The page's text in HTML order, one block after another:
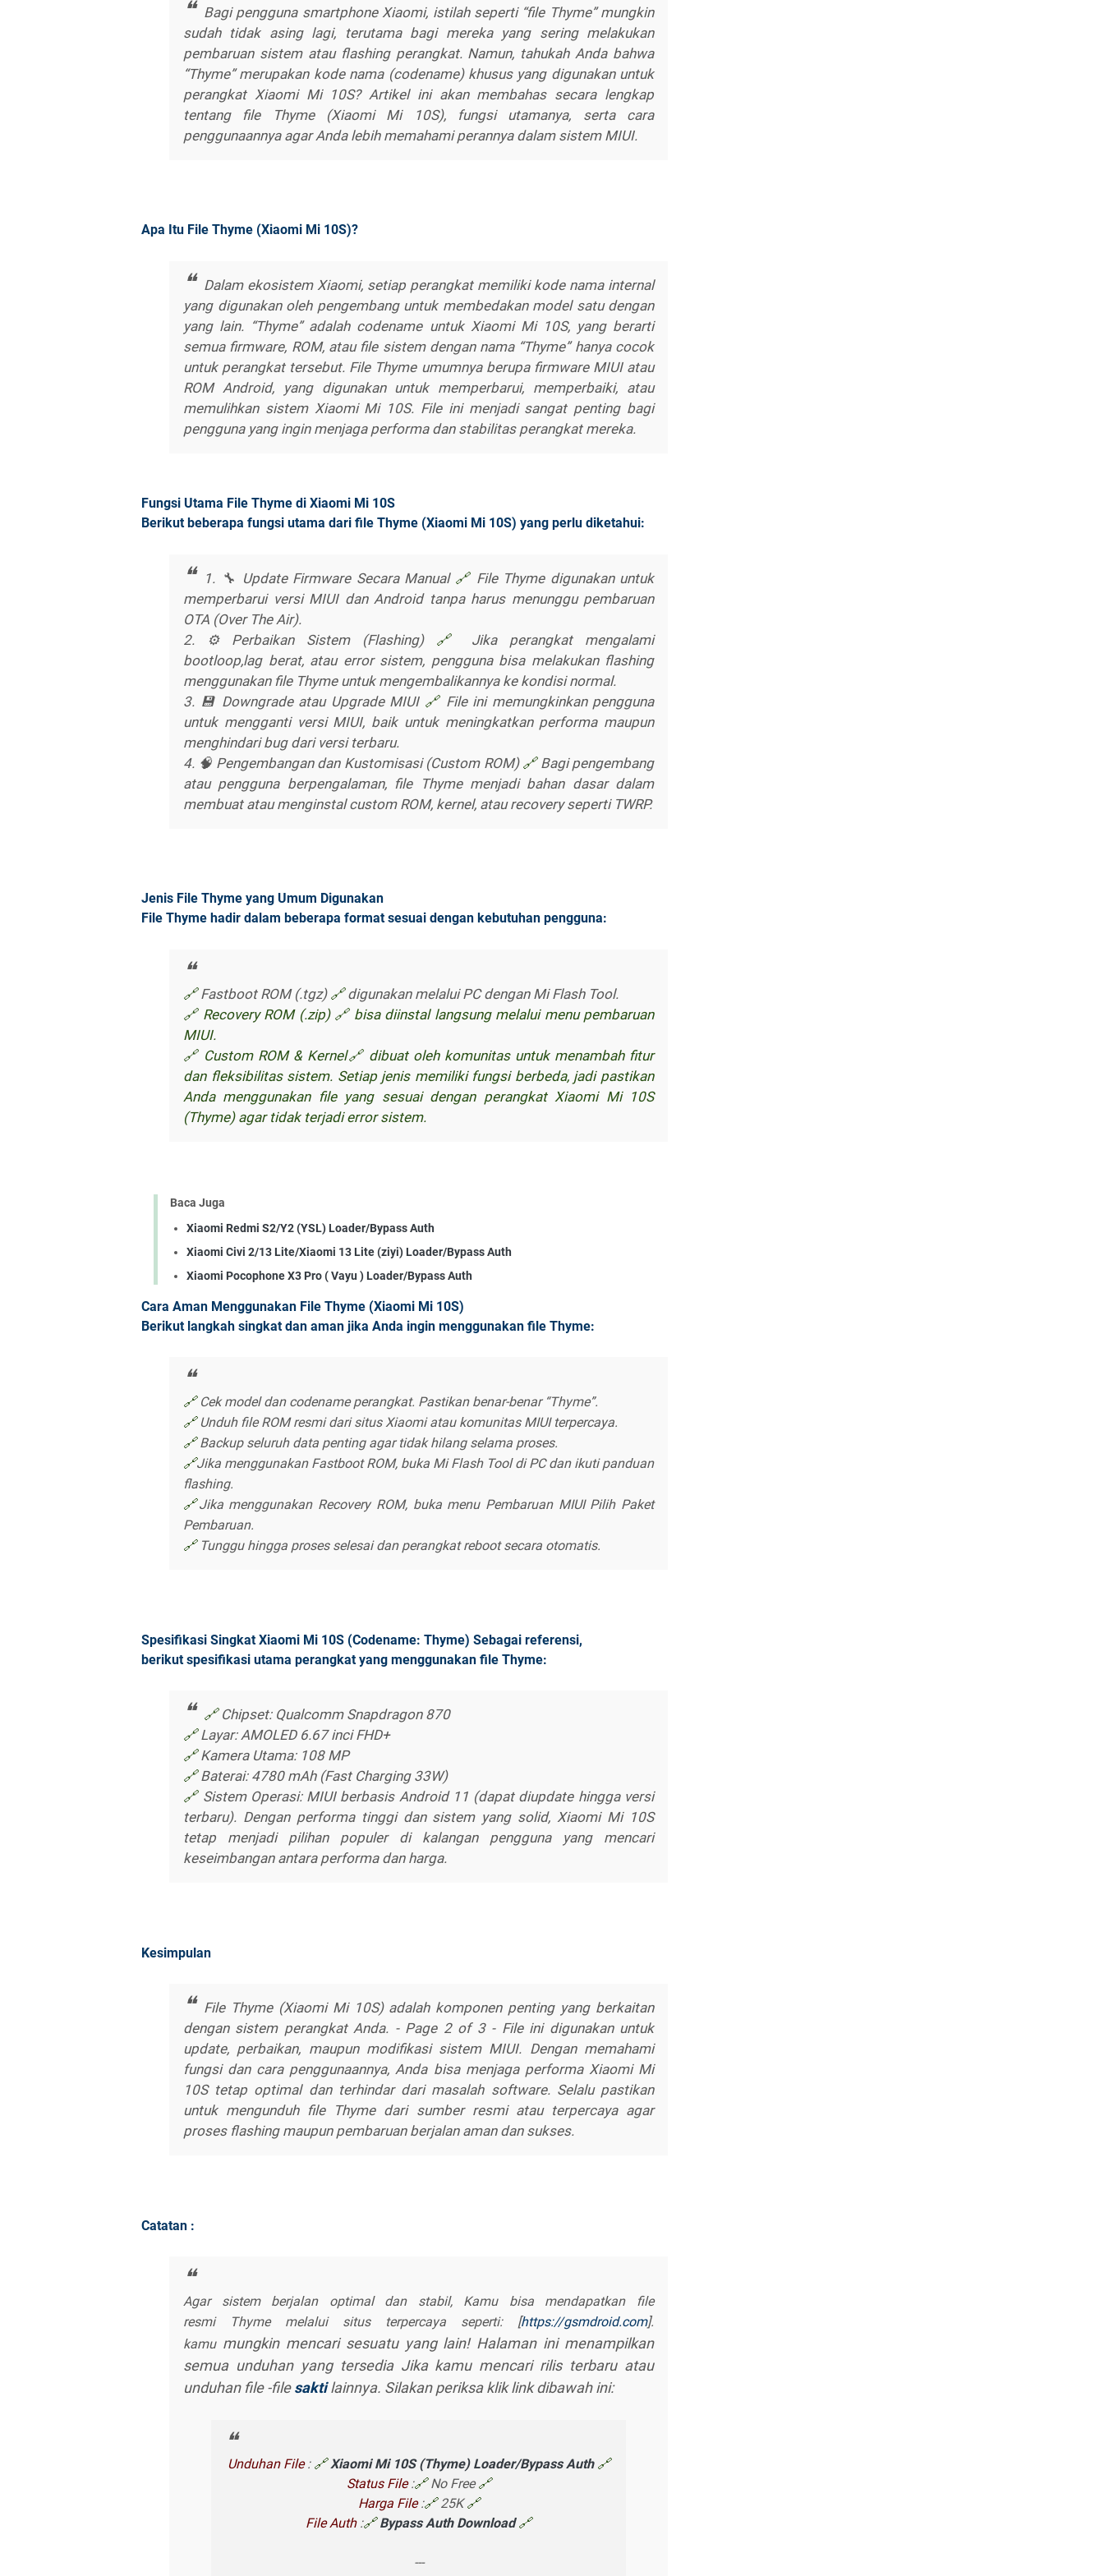
Bagi pengguna smartphone Xiaomi, istilah seperti “file Thyme” mungkin
sudah tidak asing lagi, terutama bagi mereka yang sering melakukan
pembaruan sistem atau flashing perangkat. Namun, tahukah Anda bahwa
“Thyme” merupakan kode nama (codename) khusus yang digunakan untuk
perangkat Xiaomi Mi 10S? Artikel ini akan membahas secara lengkap
tentang file Thyme (Xiaomi Mi 10S), fungsi utamanya, serta cara
penggunaannya agar Anda lebih memahami perannya dalam sistem MIUI.
Apa Itu File Thyme (Xiaomi Mi 10S)?
Dalam ekosistem Xiaomi, setiap perangkat memiliki kode nama internal
yang digunakan oleh pengembang untuk membedakan model satu dengan
yang lain. “Thyme” adalah codename untuk Xiaomi Mi 10S, yang berarti
semua firmware, ROM, atau file sistem dengan nama “Thyme” hanya cocok
untuk perangkat tersebut. File Thyme umumnya berupa firmware MIUI atau
ROM Android, yang digunakan untuk memperbarui, memperbaiki, atau
memulihkan sistem Xiaomi Mi 10S. File ini menjadi sangat penting bagi
pengguna yang ingin menjaga performa dan stabilitas perangkat mereka.
Fungsi Utama File Thyme di Xiaomi Mi 10S
Berikut beberapa fungsi utama dari file Thyme (Xiaomi Mi 10S) yang perlu diketahui:
1. 🔧 Update Firmware Secara Manual 🔗 File Thyme digunakan untuk
memperbarui versi MIUI dan Android tanpa harus menunggu pembaruan
OTA (Over The Air).
2. ⚙️ Perbaikan Sistem (Flashing) 🔗 Jika perangkat mengalami
bootloop,lag berat, atau error sistem, pengguna bisa melakukan flashing
menggunakan file Thyme untuk mengembalikannya ke kondisi normal.
3. 💾 Downgrade atau Upgrade MIUI 🔗 File ini memungkinkan pengguna
untuk mengganti versi MIUI, baik untuk meningkatkan performa maupun
menghindari bug dari versi terbaru.
4. 🧠 Pengembangan dan Kustomisasi (Custom ROM) 🔗 Bagi pengembang
atau pengguna berpengalaman, file Thyme menjadi bahan dasar dalam
membuat atau menginstal custom ROM, kernel, atau recovery seperti TWRP.
Jenis File Thyme yang Umum Digunakan
File Thyme hadir dalam beberapa format sesuai dengan kebutuhan pengguna:
🔗Fastboot ROM (.tgz) 🔗digunakan melalui PC dengan Mi Flash Tool.
🔗Recovery ROM (.zip) 🔗bisa diinstal langsung melalui menu pembaruan
MIUI.
🔗 Custom ROM & Kernel🔗 dibuat oleh komunitas untuk menambah fitur
dan fleksibilitas sistem. Setiap jenis memiliki fungsi berbeda, jadi pastikan
Anda menggunakan file yang sesuai dengan perangkat Xiaomi Mi 10S
(Thyme) agar tidak terjadi error sistem.
Baca Juga
Xiaomi Redmi S2/Y2 (YSL) Loader/Bypass Auth
Xiaomi Civi 2/13 Lite/Xiaomi 13 Lite (ziyi) Loader/Bypass Auth
Xiaomi Pocophone X3 Pro ( Vayu ) Loader/Bypass Auth
Cara Aman Menggunakan File Thyme (Xiaomi Mi 10S)
Berikut langkah singkat dan aman jika Anda ingin menggunakan file Thyme:
🔗 Cek model dan codename perangkat. Pastikan benar-benar “Thyme”.
🔗 Unduh file ROM resmi dari situs Xiaomi atau komunitas MIUI terpercaya.
🔗Backup seluruh data penting agar tidak hilang selama proses.
🔗Jika menggunakan Fastboot ROM, buka Mi Flash Tool di PC dan ikuti panduan
flashing.
🔗Jika menggunakan Recovery ROM, buka menu Pembaruan MIUI Pilih Paket
Pembaruan.
🔗Tunggu hingga proses selesai dan perangkat reboot secara otomatis.
Spesifikasi Singkat Xiaomi Mi 10S (Codename: Thyme) Sebagai referensi,
berikut spesifikasi utama perangkat yang menggunakan file Thyme:
🔗Chipset: Qualcomm Snapdragon 870
🔗Layar: AMOLED 6.67 inci FHD+
🔗Kamera Utama: 108 MP
🔗Baterai: 4780 mAh (Fast Charging 33W)
🔗Sistem Operasi: MIUI berbasis Android 11 (dapat diupdate hingga versi
terbaru). Dengan performa tinggi dan sistem yang solid, Xiaomi Mi 10S
tetap menjadi pilihan populer di kalangan pengguna yang mencari
keseimbangan antara performa dan harga.
Kesimpulan
File Thyme (Xiaomi Mi 10S) adalah komponen penting yang berkaitan
dengan sistem perangkat Anda. - Page 2 of 3 - File ini digunakan untuk
update, perbaikan, maupun modifikasi sistem MIUI. Dengan memahami
fungsi dan cara penggunaannya, Anda bisa menjaga performa Xiaomi Mi
10S tetap optimal dan terhindar dari masalah software. Selalu pastikan
untuk mengunduh file Thyme dari sumber resmi atau terpercaya agar
proses flashing maupun pembaruan berjalan aman dan sukses.
Catatan :
Agar sistem berjalan optimal dan stabil, Kamu bisa mendapatkan file
resmi
Thymemelalui situs terpercaya seperti: [https://gsmdroid.com].
kamumungkin mencari sesuatu yang lain! Halaman ini menampilkan
semua unduhan yang tersedia Jika kamu mencari rilis terbaru atau
unduhan file -filesaktilainnya. Silakan periksa klik link dibawah ini:
Unduhan File: 🔗 Xiaomi Mi 10S (Thyme) Loader/Bypass Auth 🔗
Status File:🔗No Free🔗
Harga File:🔗25K🔗
File Auth:🔗 Bypass Auth Download 🔗
---